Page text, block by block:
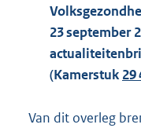
23 september
(Kamerstuk 29
Van dit overleg